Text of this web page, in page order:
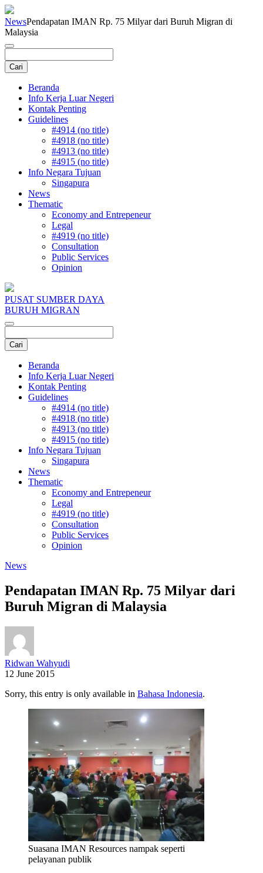
NewsPendapatan IMAN Rp. 75 Milyar dari Buruh Migran di
Malaysia
Beranda
Info Kerja Luar Negeri
Kontak Penting
Guidelines
#4914 (no title)
#4918 (no title)
#4913 (no title)
#4915 (no title)
Info Negara Tujuan
Singapura
News
Thematic
Economy and Entrepeneur
Legal
#4919 (no title)
Consultation
Public Services
Opinion
PUSAT SUMBER DAYA
BURUH MIGRAN
Beranda
Info Kerja Luar Negeri
Kontak Penting
Guidelines
#4914 (no title)
#4918 (no title)
#4913 (no title)
#4915 (no title)
Info Negara Tujuan
Singapura
News
Thematic
Economy and Entrepeneur
Legal
#4919 (no title)
Consultation
Public Services
Opinion
News
Pendapatan IMAN Rp. 75 Milyar dari
Buruh Migran di Malaysia
Ridwan Wahyudi
12 June 2015
Sorry, this entry is only available in Bahasa Indonesia.
Suasana IMAN Resources nampak seperti
pelayanan publik